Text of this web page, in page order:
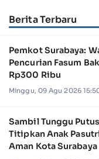
Berita Terbaru
Pemkot Surabaya:
Pencurian Fasum
Rp300 Ribu
Minggu, 09 Agu 2026
Sambil Tunggu
Titipkan Anak
Aman Kota Surabaya